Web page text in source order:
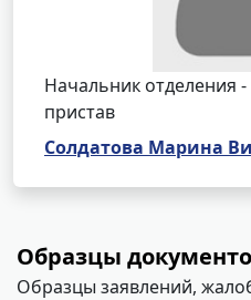
Начальник отделения
пристав
Солдатова Марина
Образцы
Образцы заявлений,